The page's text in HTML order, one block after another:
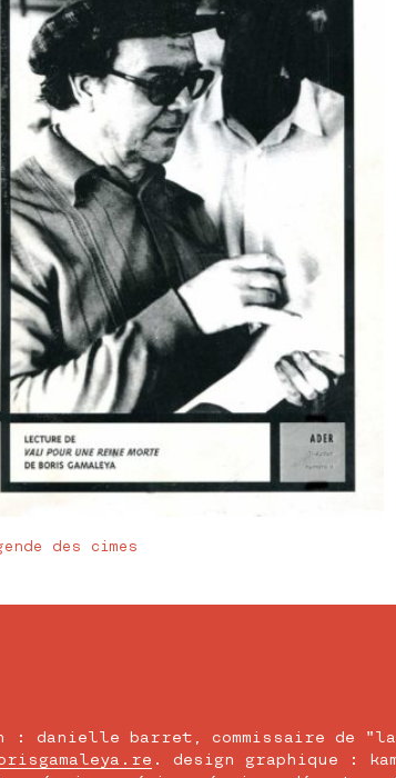
des cimes
danielle barret, commissaire de "la
. design graphique :